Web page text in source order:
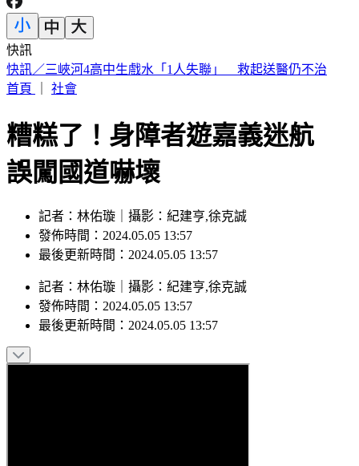
快訊
不甩藍白未來帳戶？賴清德：成長津貼已編入預算
首頁
社會
糟糕了！身障者遊嘉義迷航
誤闖國道嚇壞
記者：林佑璇｜攝影：紀建亨,徐克誠
發佈時間：2024.05.05 13:57
最後更新時間：2024.05.05 13:57
記者 ： 林佑璇 攝影 ： 紀建亨,徐克誠
發佈時間： 2024.05.05 13:57
最後更新時間： 2024.05.05 13:57